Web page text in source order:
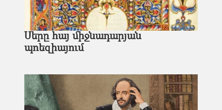
Սերը հայ միջնադարյան
պոեզիայում